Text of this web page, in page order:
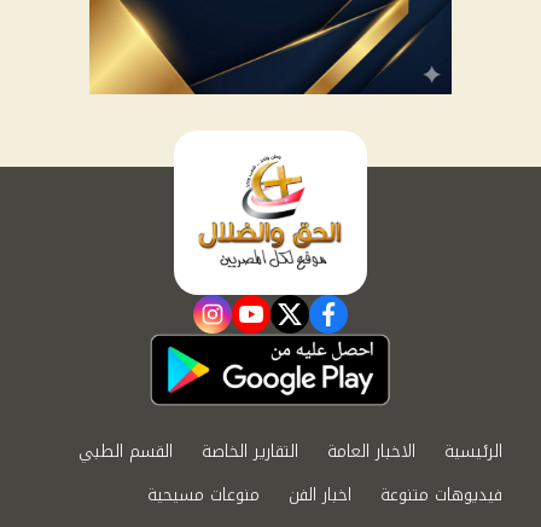
facebook
twitter
youtube
instagram
الرئيسية الاخبار العامة التقارير الخاصة
القسم الطبي
فيديوهات متنوعة
اخبار الفن
منوعات مسيحية